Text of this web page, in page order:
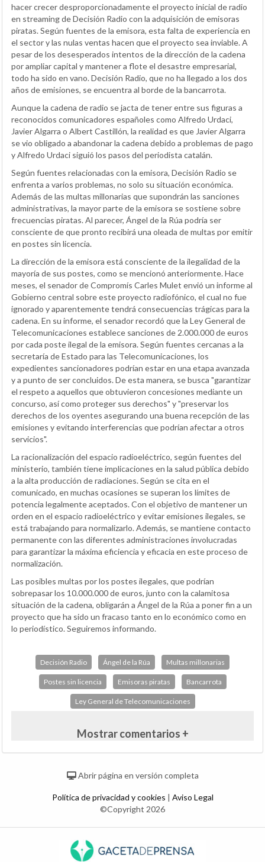
hacer crecer desproporcionadamente el proyecto inicial de radio
en streaming de Decisión Radio con la adquisición de emisoras
piratas. Según fuentes de la emisora, esta falta de experiencia en
el sector y las nulas ventas hacen que el proyecto sea inviable. A
pesar de los desesperados intentos de la dirección de la cadena
por ampliar capital y mantener a flote el desastre empresarial,
todo ha sido en vano. Decisión Radio, que no ha llegado a los dos
años de emisiones, se encuentra al borde de la bancarrota.
Aunque la cadena de radio se jacta de tener entre sus figuras a
reconocidos comunicadores españoles como Alfredo Urdaci,
Javier Algarra o Albert Castillón, la realidad es que Javier Algarra
se vio obligado a abandonar la cadena debido a problemas de pago
y Alfredo Urdaci siguió los pasos del periodista catalán.
Según fuentes relacionadas con la emisora, Decisión Radio se
enfrenta a varios problemas, no solo su situación económica.
Además de las multas millonarias que supondrán las sanciones
administrativas, la mayor parte de la emisora se sostiene sobre
frecuencias piratas. Al parecer, Ángel de la Rúa podría ser
consciente de que pronto recibirá una oleada de multas por emitir
en postes sin licencia.
La dirección de la emisora está consciente de la ilegalidad de la
mayoría de sus postes, como se mencionó anteriormente. Hace
meses, el senador de Compromís Carles Mulet envió un informe al
Gobierno central sobre este proyecto radiofónico, el cual no fue
ignorado y aparentemente tendrá consecuencias trágicas para la
cadena. En su informe, el senador recordó que la Ley General de
Telecomunicaciones establece sanciones de 2.000.000 de euros
por cada poste ilegal de la emisora. Según fuentes cercanas a la
secretaría de Estado para las Telecomunicaciones, los
expedientes sancionadores podrían estar en una etapa avanzada
y a punto de ser concluidos. De esta manera, se busca "garantizar
el respeto a aquellos que obtuvieron concesiones mediante un
concurso, así como proteger sus derechos" y "preservar los
derechos de los oyentes asegurando una buena recepción de las
emisiones y evitando interferencias que podrían afectar a otros
servicios".
La racionalización del espacio radioeléctrico, según fuentes del
ministerio, también tiene implicaciones en la salud pública debido
a la alta producción de radiaciones. Según se cita en el
comunicado, en muchas ocasiones se superan los límites de
potencia legalmente aceptados. Con el objetivo de mantener un
orden en el espacio radioeléctrico y evitar emisiones ilegales, se
está trabajando para normalizarlo. Además, se mantiene contacto
permanente con las diferentes administraciones involucradas
para garantizar la máxima eficiencia y eficacia en este proceso de
normalización.
Las posibles multas por los postes ilegales, que podrían
sobrepasar los 10.000.000 de euros, junto con la calamitosa
situación de la cadena, obligarán a Ángel de la Rúa a poner fin a un
proyecto que ha sido un fracaso tanto en lo económico como en
lo periodístico. Seguiremos informando.
Decisión Radio Ángel de la Rúa Multas millonarias
Postes sin licencia Emisoras piratas Bancarrota
Ley General de Telecomunicaciones
Mostrar comentarios +
Abrir página en versión completa
Política de privacidad y cookies | Aviso Legal
©Copyright 2026